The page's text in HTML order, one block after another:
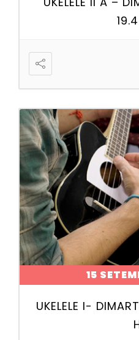
15
UKELELE I-